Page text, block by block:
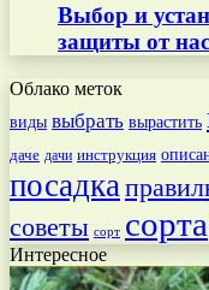
Выбор и
защиты от
Облако меток
виды выбрать вырастить
даче дачи инструкция
посадка
советы сорт сорта
Интересное